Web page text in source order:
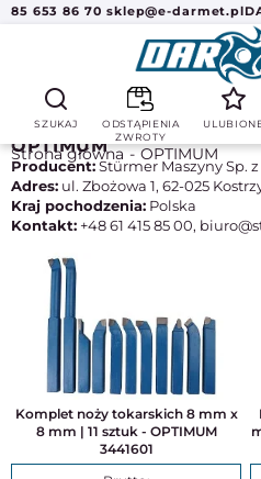
85 653 86 70 sklep@e-darmet.pl
SZUKAJ
ODSTĄPIENIA
ZWROTY
Strona główna OPTIMUM
OPTIMUM
Producent:Stürmer Maszyny Sp. z
Adres: ul. Zbożowa 1, 62-025
Kraj pochodzenia: Polska
Kontakt: +48 61 415 85 00,
Komplet noży tokarskich 8 mm x
8 mm | 11 sztuk - OPTIMUM
3441601